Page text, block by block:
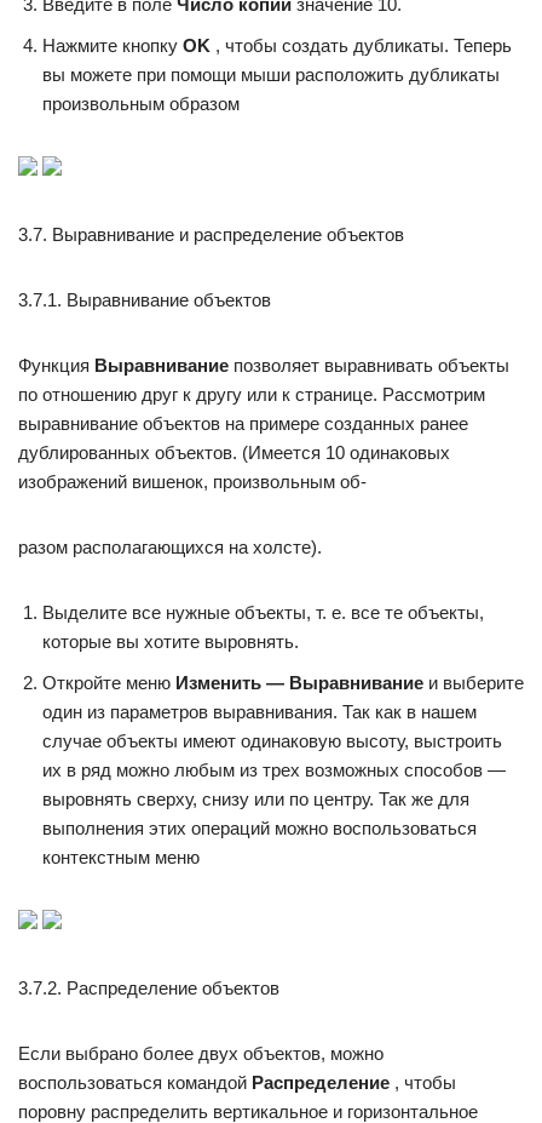
Введите в поле Число копий значение 10.
Нажмите кнопку OK , чтобы создать дубликаты. Теперь
вы можете при помощи мыши расположить дубликаты
произвольным образом
3.7. Выравнивание и распределение объектов
3.7.1. Выравнивание объектов
Функция Выравнивание позволяет выравнивать объекты
по отношению друг к другу или к странице. Рассмотрим
выравнивание объектов на примере созданных ранее
дублированных объектов. (Имеется 10 одинаковых
изображений вишенок, произвольным об-
разом располагающихся на холсте).
Выделите все нужные объекты, т. е. все те объекты,
которые вы хотите выровнять.
Откройте меню Изменить — Выравнивание и выберите
один из параметров выравнивания. Так как в нашем
случае объекты имеют одинаковую высоту, выстроить
их в ряд можно любым из трех возможных способов —
выровнять сверху, снизу или по центру. Так же для
выполнения этих операций можно воспользоваться
контекстным меню
3.7.2. Распределение объектов
Если выбрано более двух объектов, можно
воспользоваться командой Распределение , чтобы
поровну распределить вертикальное и горизонтальное